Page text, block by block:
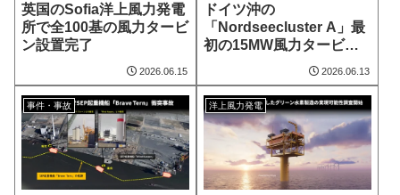
英国のSofia洋上風力発電
所で全100基の風力タービ
ン設置完了
2026.06.15
ドイツ沖の
「Nordseecluster A」最
初の15MW風力タービン
2026.06.13
事件・事故 洋上風力発電